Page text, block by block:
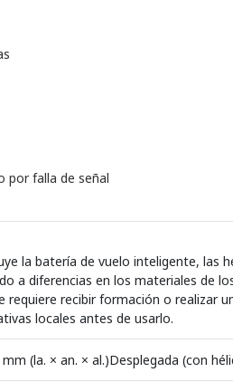
por falla de señal
la batería de vuelo inteligente, las
a diferencias en los materiales de
requiere recibir formación o realizar
locales antes de usarlo.
(la. × an. × al.)Desplegada (con